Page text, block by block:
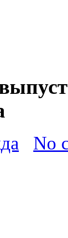
No